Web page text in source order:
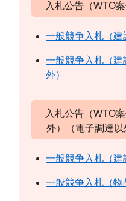
入札公告（WTO案
一般競争入札（建
一般競争入札（建
外）
入札公告（WTO
外）（電子調達以
一般競争入札（建
一般競争入札（物